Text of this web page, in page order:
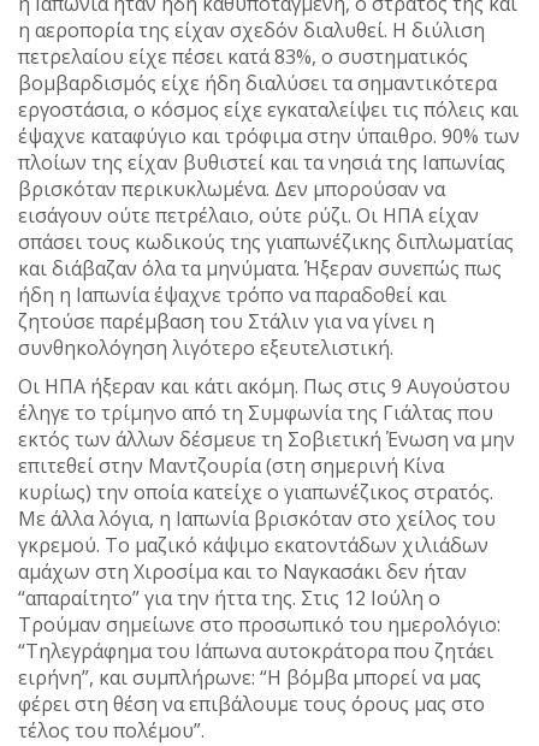
η αεροπορία της είχαν σχεδόν διαλυθεί. Η διύλιση
πετρελαίου είχε πέσει κατά 83%, ο συστηματικός
βομβαρδισμός είχε ήδη διαλύσει τα σημαντικότερα
εργοστάσια, ο κόσμος είχε εγκαταλείψει τις πόλεις και
έψαχνε καταφύγιο και τρόφιμα στην ύπαιθρο. 90% των
πλοίων της είχαν βυθιστεί και τα νησιά της Ιαπωνίας
βρισκόταν περικυκλωμένα. Δεν μπορούσαν να
εισάγουν ούτε πετρέλαιο, ούτε ρύζι. Οι ΗΠΑ είχαν
σπάσει τους κωδικούς της γιαπωνέζικης διπλωματίας
και διάβαζαν όλα τα μηνύματα. Ήξεραν συνεπώς πως
ήδη η Ιαπωνία έψαχνε τρόπο να παραδοθεί και
ζητούσε παρέμβαση του Στάλιν για να γίνει η
συνθηκολόγηση λιγότερο εξευτελιστική.
Οι ΗΠΑ ήξεραν και κάτι ακόμη. Πως στις 9 Αυγούστου
έληγε το τρίμηνο από τη Συμφωνία της Γιάλτας που
εκτός των άλλων δέσμευε τη Σοβιετική Ένωση να μην
επιτεθεί στην Μαντζουρία (στη σημερινή Κίνα
κυρίως) την οποία κατείχε ο γιαπωνέζικος στρατός.
Με άλλα λόγια, η Ιαπωνία βρισκόταν στο χείλος του
γκρεμού. Το μαζικό κάψιμο εκατοντάδων χιλιάδων
αμάχων στη Χιροσίμα και το Ναγκασάκι δεν ήταν
“απαραίτητο” για την ήττα της. Στις 12 Ιούλη ο
Τρούμαν σημείωνε στο προσωπικό του ημερολόγιο:
“Τηλεγράφημα του Ιάπωνα αυτοκράτορα που ζητάει
ειρήνη”, και συμπλήρωνε: “Η βόμβα μπορεί να μας
φέρει στη θέση να επιβάλουμε τους όρους μας στο
τέλος του πολέμου”.